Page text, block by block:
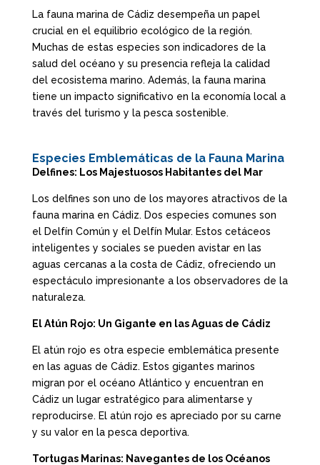
La fauna marina de Cádiz desempeña un papel
crucial en el equilibrio ecológico de la región.
Muchas de estas especies son indicadores de la
salud del océano y su presencia refleja la calidad
del ecosistema marino. Además, la fauna marina
tiene un impacto significativo en la economía local a
través del turismo y la pesca sostenible.
Especies Emblemáticas de la Fauna Marina
Delfines: Los Majestuosos Habitantes del Mar
Los delfines son uno de los mayores atractivos de la
fauna marina en Cádiz. Dos especies comunes son
el Delfín Común y el Delfín Mular. Estos cetáceos
inteligentes y sociales se pueden avistar en las
aguas cercanas a la costa de Cádiz, ofreciendo un
espectáculo impresionante a los observadores de la
naturaleza.
El Atún Rojo: Un Gigante en las Aguas de Cádiz
El atún rojo es otra especie emblemática presente
en las aguas de Cádiz. Estos gigantes marinos
migran por el océano Atlántico y encuentran en
Cádiz un lugar estratégico para alimentarse y
reproducirse. El atún rojo es apreciado por su carne
y su valor en la pesca deportiva.
Tortugas Marinas: Navegantes de los Océanos